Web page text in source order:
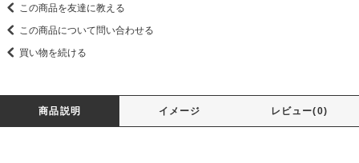
この商品を友達に教える
この商品について問い合わせる
買い物を続ける
商品説明 イメージ レビュー(0)